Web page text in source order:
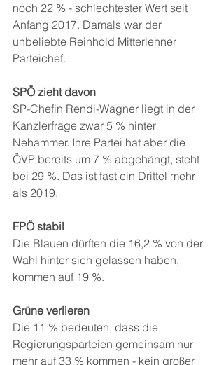
noch 22 % - schlechtester Wert seit
Anfang 2017. Damals war der
unbeliebte Reinhold Mitterlehner
Parteichef.
SPÖ zieht davon
SP-Chefin Rendi-Wagner liegt in der
Kanzlerfrage zwar 5 % hinter
Nehammer. Ihre Partei hat aber die
ÖVP bereits um 7 % abgehängt, steht
bei 29 %. Das ist fast ein Drittel mehr
als 2019.
FPÖ stabil
Die Blauen dürften die 16,2 % von der
Wahl hinter sich gelassen haben,
kommen auf 19 %.
Grüne verlieren
Die 11 % bedeuten, dass die
Regierungsparteien gemeinsam nur
mehr auf 33 % kommen - kein großer